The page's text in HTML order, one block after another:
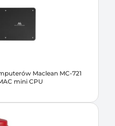
Maclean MC-721
mini CPU